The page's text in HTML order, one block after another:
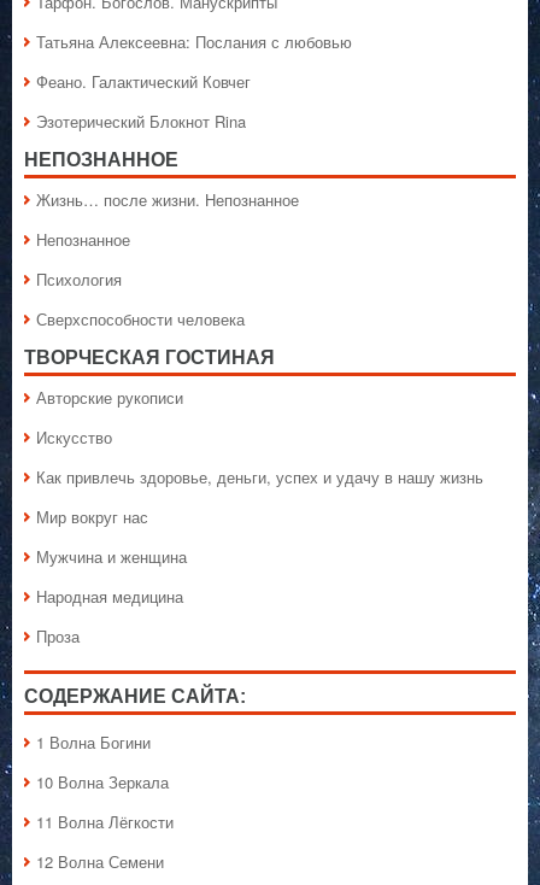
Татьяна Алексеевна: Послания с любовью
Феано. Галактический Ковчег
Эзотерический Блокнот Rina
НЕПОЗНАННОЕ
Жизнь… после жизни. Непознанное
Непознанное
Психология
Сверхспособности человека
ТВОРЧЕСКАЯ ГОСТИНАЯ
Авторские рукописи
Искусство
Как привлечь здоровье, деньги, успех и удачу в нашу жизнь
Мир вокруг нас
Мужчина и женщина
Народная медицина
Проза
СОДЕРЖАНИЕ САЙТА:
1 Волна Богини
10 Волна Зеркала
11 Волна Лёгкости
12 Волна Семени